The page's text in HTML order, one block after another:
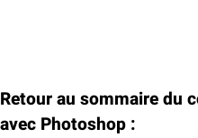
Retour au sommaire du
avec Photoshop :